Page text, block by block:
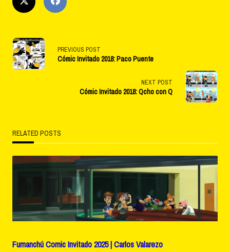
<span
class="nav-
reader-
text">Page</span>
PREVIOUS POST
Cómic Invitado 2018: Paco Puente
NEXT POST
Cómic Invitado 2018: Qcho con Q
RELATED POSTS
Fumanchú Comic Invitado 2025 | Carlos Valarezo